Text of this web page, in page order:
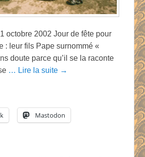
octobre 2002 Jour de fête pour
: leur fils Pape surnommé «
doute parce qu’il se la raconte
… Lire la suite →
Mastodon